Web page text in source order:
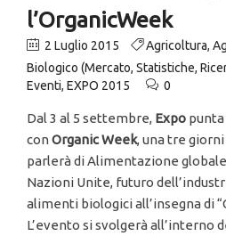
l’OrganicWeek
2 Luglio 2015 Agricoltura,
Biologico (Mercato, Statistiche,
Eventi, EXPO 2015 0
Dal 3 al 5 settembre, Expo
conOrganic Week, una tre
parlerà di Alimentazione
Nazioni Unite, futuro
alimenti biologici all’insegna di
L’evento si svolgerà all’interno